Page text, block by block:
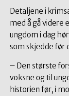
Detaljene i
med å gå videre
ungdom i dag
som skjedde før
– Den største
voksne og til
historien før, i